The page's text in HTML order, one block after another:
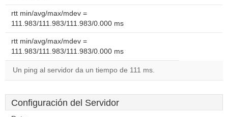
rtt min/avg/max/mdev =
111.983/111.983/111.983/0.000 ms
rtt min/avg/max/mdev =
111.983/111.983/111.983/0.000 ms
Un ping al servidor da un tiempo de 111 ms.
Configuración del Servidor